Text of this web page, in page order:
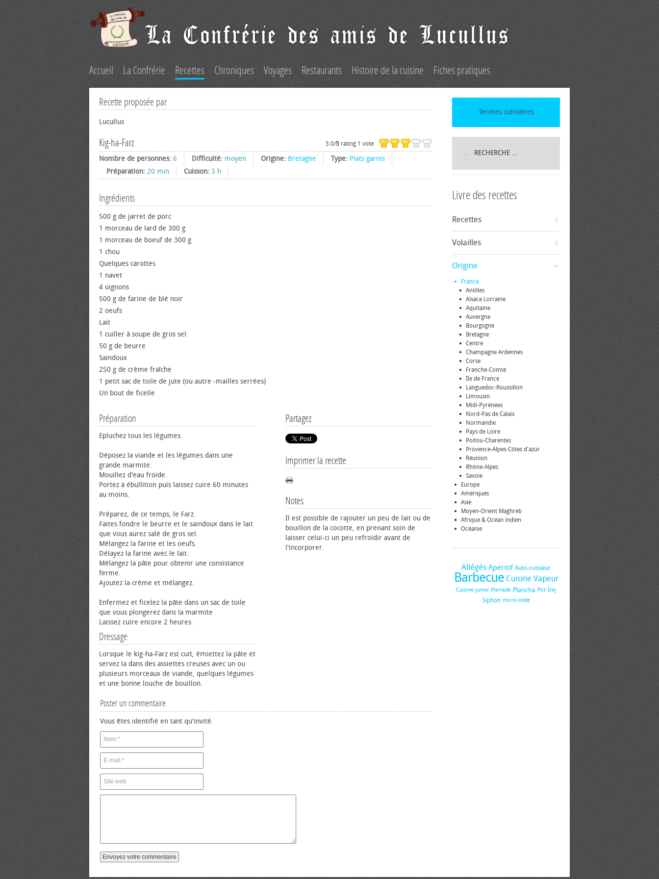
Accueil La Confrérie Recettes Chroniques Voyages Restaurants Histoire de la cuisine Fiches pratiques
Recette proposée par
Lucullus
Kig-ha-Farz 3.0/5 rating 1 vote
Nombre de personnes: 6 Difficulté: moyen Origine: Bretagne Type: Plats garnis
Préparation: 20 min Cuisson: 3 h
Ingrédients
500 g de jarret de porc
1 morceau de lard de 300 g
1 morceau de boeuf de 300 g
1 chou
Quelques carottes
1 navet
4 oignons
500 g de farine de blé noir
2 oeufs
Lait
1 cuiller à soupe de gros sel
50 g de beurre
Saindoux
250 g de crème fraîche
1 petit sac de toile de jute (ou autre -mailles serrées)
Un bout de ficelle
Partagez
Imprimer la recette
Notes
Il est possible de rajouter un peu de lait ou de
bouillon de la cocotte, en prenant soin de
laisser celui-ci un peu refroidir avant de
l'incorporer.
Préparation
Epluchez tous les légumes.
Déposez la viande et les légumes dans une
grande marmite.
Mouillez d'eau froide.
Portez à ébullition puis laissez cuire 60 minutes
au moins.
Préparez, de ce temps, le Farz.
Faites fondre le beurre et le saindoux dans le lait
que vous aurez salé de gros sel.
Mélangez la farine et les œufs.
Délayez la farine avec le lait.
Mélangez la pâte pour obtenir une consistance
ferme.
Ajoutez la crème et mélangez.
Enfermez et ficelez la pâte dans un sac de toile
que vous plongerez dans la marmite
Laissez cuire encore 2 heures.
Dressage
Lorsque le kig-ha-Farz est cuit, émiettez la pâte et
servez la dans des assiettes creuses avec un ou
plusieurs morceaux de viande, quelques légumes
et une bonne louche de bouillon.
Poster un commentaire
Vous êtes identifié en tant qu'invité.
Termes culinaires
Livre des recettes
Recettes
Volailles
Origine
France
Antilles
Alsace Lorraine
Aquitaine
Auvergne
Bourgogne
Bretagne
Centre
Champagne Ardennes
Corse
Franche-Comté
Île de France
Languedoc-Roussillon
Limousin
Midi-Pyrénées
Nord-Pas de Calais
Normandie
Pays de Loire
Poitou-Charentes
Provence-Alpes-Côtes d'azur
Réunion
Rhône-Alpes
Savoie
Europe
Amériques
Asie
Moyen-Orient Maghreb
Afrique & Océan indien
Océanie
Allégés Apéritif Auto-cuisseur
Barbecue Cuisine Vapeur
Cuisine junior Pierrade Plancha Ptit-Dej
Siphon micro-onde